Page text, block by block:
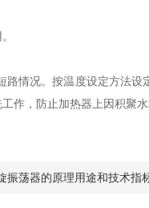
情况。按温度设定方法
作，防止加热器上因积聚
振荡器的原理用途和技术指